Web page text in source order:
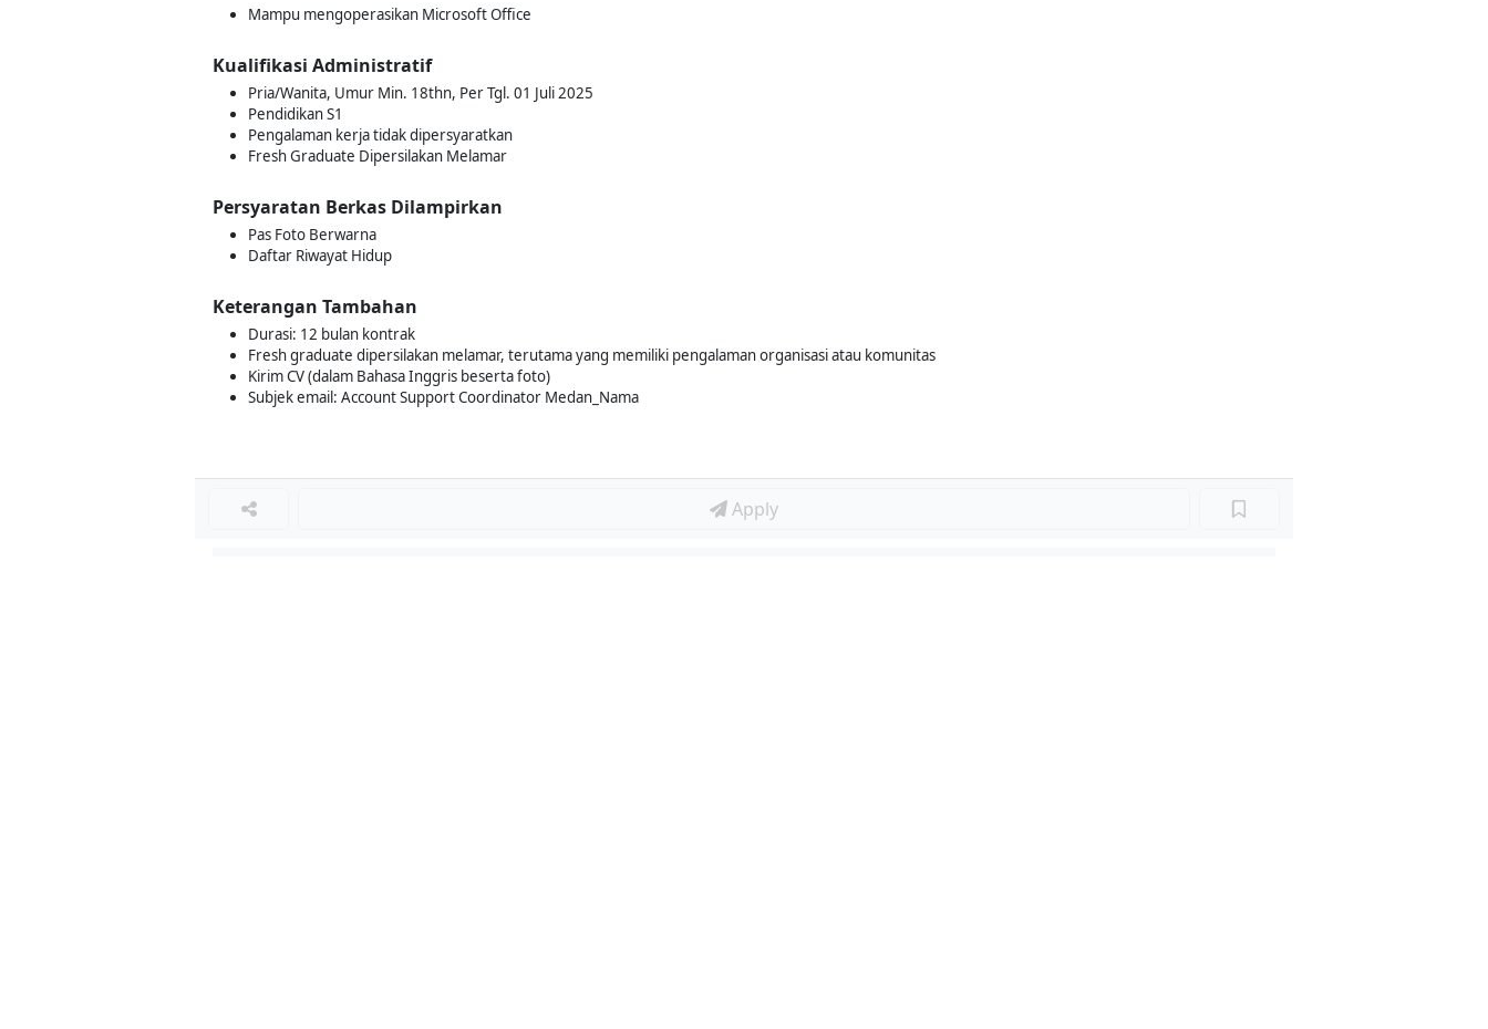
Mampu mengoperasikan Microsoft Office
Kualifikasi Administratif
Pria/Wanita, Umur Min. 18thn, Per Tgl. 01 Juli 2025
Pendidikan S1
Pengalaman kerja tidak dipersyaratkan
Fresh Graduate Dipersilakan Melamar
Persyaratan Berkas Dilampirkan
Pas Foto Berwarna
Daftar Riwayat Hidup
Keterangan Tambahan
Durasi: 12 bulan kontrak
Fresh graduate dipersilakan melamar, terutama yang memiliki pengalaman organisasi atau komunitas
Kirim CV (dalam Bahasa Inggris beserta foto)
Subjek email: Account Support Coordinator Medan_Nama
Apply